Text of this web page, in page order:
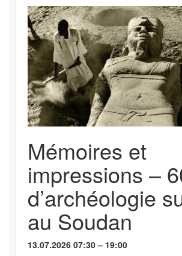
Mémoires et
impressions –
d’archéologie
au Soudan
13.07.2026 07:30 – 19:00